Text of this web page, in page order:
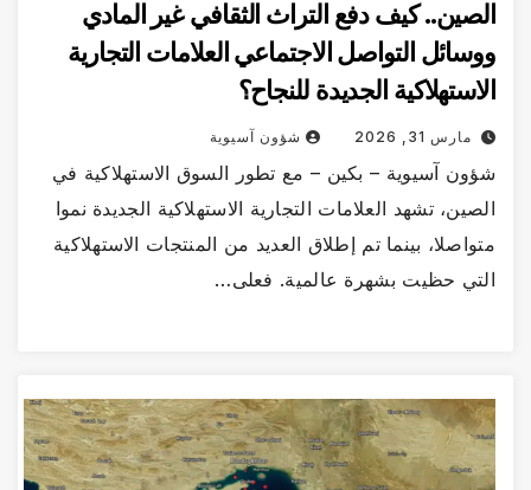
الصين.. كيف دفع التراث الثقافي غير المادي
ووسائل التواصل الاجتماعي العلامات التجارية
الاستهلاكية الجديدة للنجاح؟
مارس 31, 2026 شؤون آسيوية
شؤون آسيوية – بكين – مع تطور السوق الاستهلاكية في
الصين، تشهد العلامات التجارية الاستهلاكية الجديدة نموا
متواصلا، بينما تم إطلاق العديد من المنتجات الاستهلاكية
التي حظيت بشهرة عالمية. فعلى…